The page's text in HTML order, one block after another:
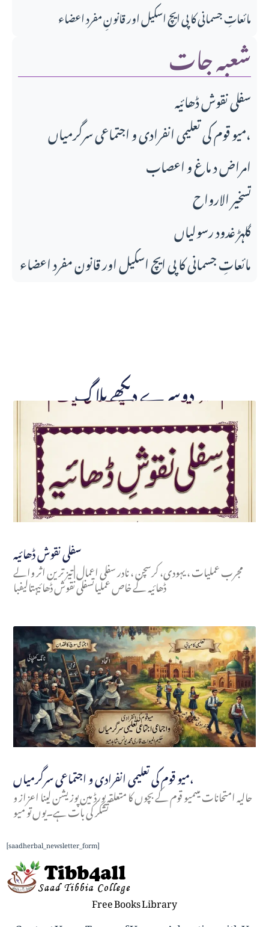
مائعاتِ جسمانی کا پی ایچ اسکیل اور قانونِ مفرد اعضاء
شعبہ جات
سفلی نقوش ڈھائیہ
میو قوم کی تعلیمی انفرادی و اجتماعی سرگرمیاں،
امراض د ماغ و اعصاب
تسخير الارواح
گلہڑ غدود رسولیاں
مائعاتِ جسمانی کا پی ایچ اسکیل اور قانونِ مفرد اعضاء
دوسرے دیکھے بلاگ
سفلی نقوش ڈھائیہ
مجرب عملیات ، یہودی، کرسچن ، نادر سفلی اعمال | تیز ترین اثر والے
ڈھائیہ کے خاص عملیاتسفلی نقوش ڈھائیہتالیفبا
میو قوم کی تعلیمی انفرادی و اجتماعی سرگرمیاں،
حالیہ امتحانات میںمیو قوم کے بچوں کا متعلقہ بورڈ مین پوزیشن لینا اعزاز و
تشکر کی بات ہے۔یوں تو میو
[saadherbal_newsletter_form]
Free Books Library